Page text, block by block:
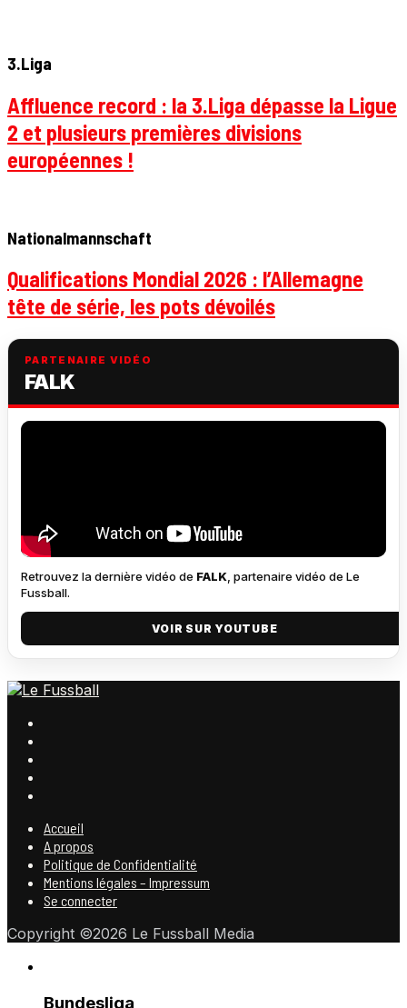
3.Liga
Affluence record : la 3.Liga dépasse la Ligue
2 et plusieurs premières divisions
européennes !
Nationalmannschaft
Qualifications Mondial 2026 : l’Allemagne
tête de série, les pots dévoilés
PARTENAIRE VIDÉO
FALK
Retrouvez la dernière vidéo de FALK, partenaire vidéo de Le
Fussball.
VOIR SUR YOUTUBE
Accueil
A propos
Politique de Confidentialité
Mentions légales – Impressum
Se connecter
Copyright ©2026 Le Fussball Media
Bundesliga